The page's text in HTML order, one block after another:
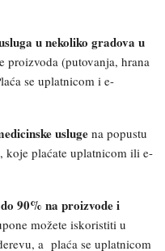
u nekoliko gradova u
proizvoda (putovanja, hrana
se uplatnicom i e-
usluge na popustu
koje plaćate uplatnicom ili e-
90% na proizvode i
možete iskoristiti u
a plaća se uplatnicom